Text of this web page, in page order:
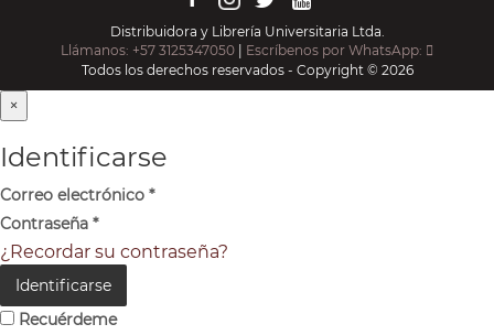
Distribuidora y Librería Universitaria Ltda.
Llámanos: +57 3125347050 | Escríbenos por WhatsApp:
Todos los derechos reservados - Copyright © 2026
×
Identificarse
Correo electrónico *
Contraseña *
¿Recordar su contraseña?
Identificarse
Recuérdeme